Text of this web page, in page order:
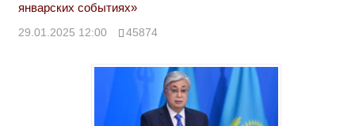
январских событиях»
29.01.2025 12:00 45874